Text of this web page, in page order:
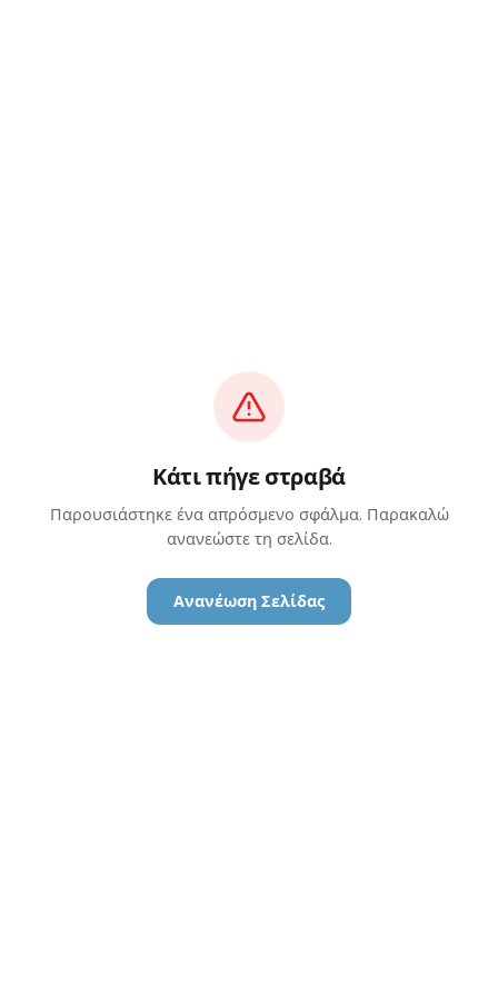
Κάτι πήγε στραβά
Παρουσιάστηκε ένα απρόσμενο σφάλμα. Παρακαλώ
ανανεώστε τη σελίδα.
Ανανέωση Σελίδας